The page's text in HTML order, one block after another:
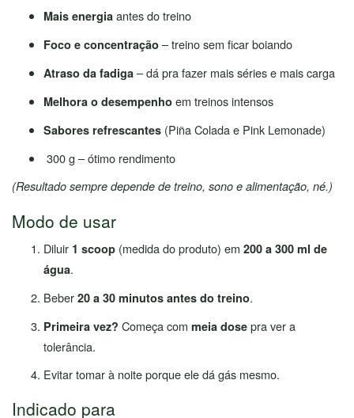
Mais energia antes do treino
Foco e concentração – treino sem ficar boiando
Atraso da fadiga – dá pra fazer mais séries e mais carga
Melhora o desempenho em treinos intensos
Sabores refrescantes (Piña Colada e Pink Lemonade)
300 g – ótimo rendimento
(Resultado sempre depende de treino, sono e alimentação, né.)
Modo de usar
Diluir 1 scoop (medida do produto) em 200 a 300 ml de
água.
Beber 20 a 30 minutos antes do treino.
Primeira vez? Começa com meia dose pra ver a
tolerância.
Evitar tomar à noite porque ele dá gás mesmo.
Indicado para